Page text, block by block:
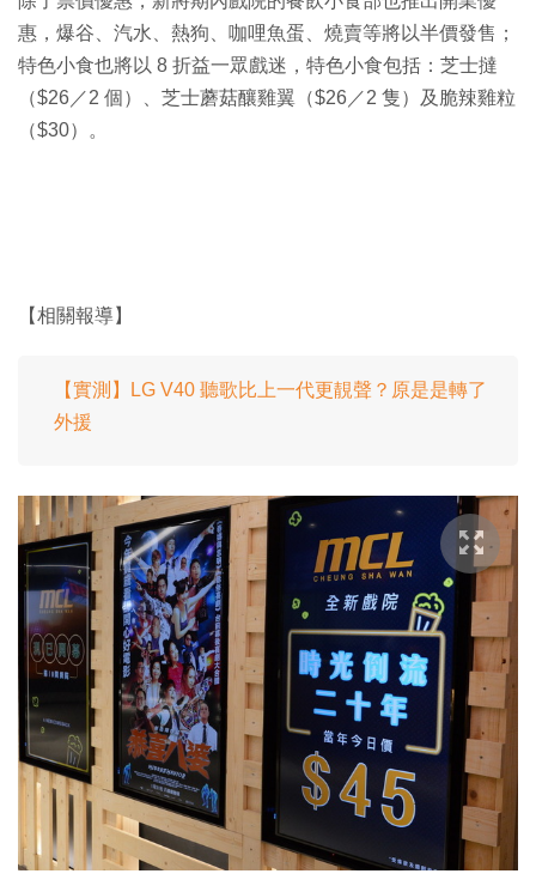
惠，爆谷、汽水、熱狗、咖哩魚蛋、燒賣等將以半價發售；
特色小食也將以 8 折益一眾戲迷，特色小食包括：芝士撻
（$26／2 個）、芝士蘑菇釀雞翼（$26／2 隻）及脆辣雞粒
（$30）。
【相關報導】
【實測】LG V40 聽歌比上一代更靚聲？原是是轉了
外援